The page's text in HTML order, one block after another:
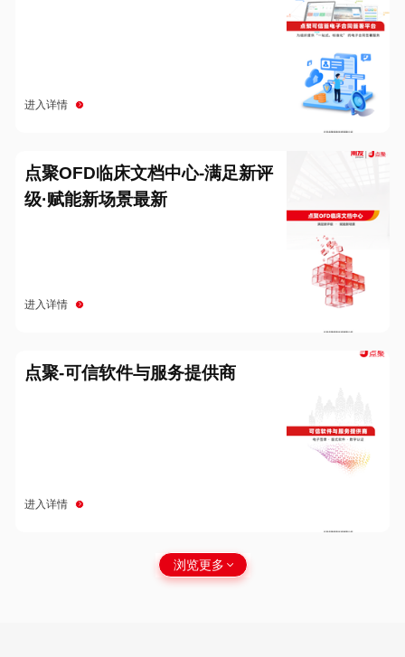
进入详情
点聚OFD临床文档中心-满足新评
级·赋能新场景最新
进入详情
点聚-可信软件与服务提供商
进入详情
浏览更多